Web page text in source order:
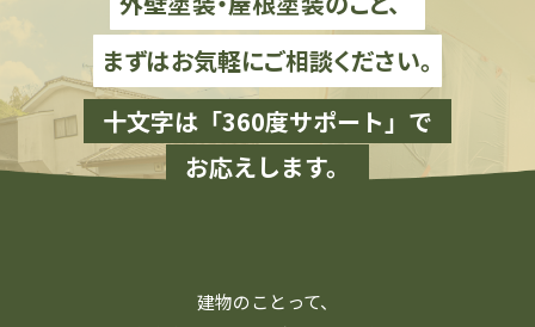
まずはお気軽にご相談ください。
十文字は「360度サポート」で
お応えします。
建物のことって、